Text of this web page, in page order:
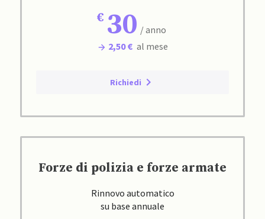
30 / anno
2,50 € al mese
Richiedi
Forze di polizia e forze armate
Rinnovo automatico
su base annuale